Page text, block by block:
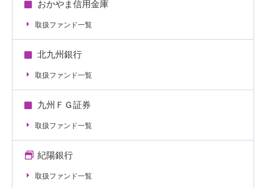
おかやま信用金庫
取扱ファンド一覧
北九州銀行
取扱ファンド一覧
九州ＦＧ証券
取扱ファンド一覧
紀陽銀行
取扱ファンド一覧